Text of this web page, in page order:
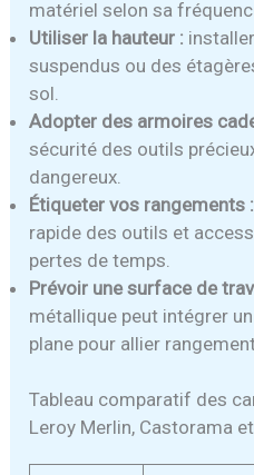
matériel selon sa
Utiliser la hauteur :
suspendus ou des
sol.
Adopter des armoires
sécurité des outils
dangereux.
Étiqueter vos rangements :
rapide des outils et
pertes de temps.
Prévoir une surface de
métallique peut intégrer
plane pour allier
Tableau comparatif des
Leroy Merlin, Castorama